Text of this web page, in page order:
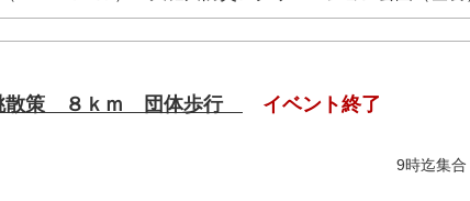
散策 ８ｋｍ 団体歩行 イベント終了
～12時 9時迄集合（8